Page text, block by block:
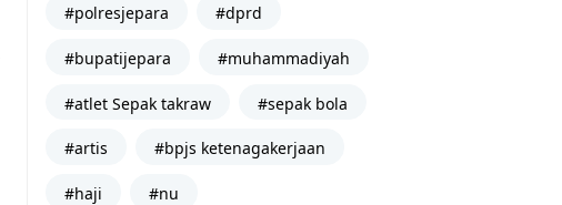
#polresjepara #dprd
#bupatijepara #muhammadiyah
#atlet Sepak takraw #sepak bola
#artis #bpjs ketenagakerjaan
#haji #nu